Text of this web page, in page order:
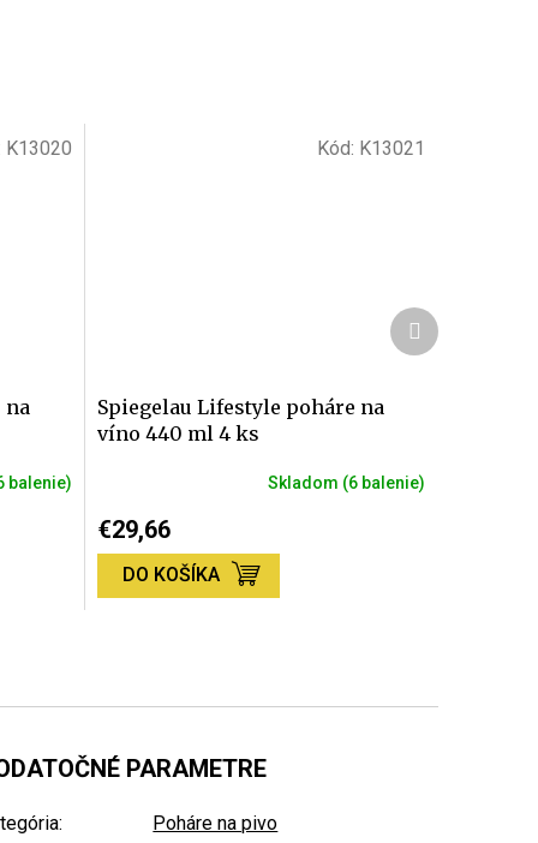
na
balenie)
K13020
Spiegelau Lifestyle poháre na
víno 440 ml 4 ks
Skladom (6 balenie)
€29,66
DO KOŠÍKA
Kód: K13021
Ďalší
produkt
PARAMETRE
:
Poháre na pivo